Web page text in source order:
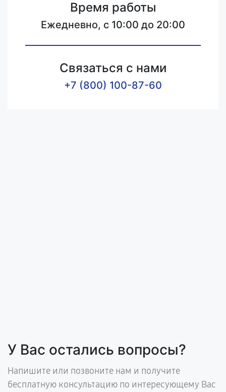
Время работы
Ежедневно, с 10:00 до 20:00
Связаться с нами
+7 (800) 100-87-60
У Вас остались вопросы?
Напишите или позвоните нам и получите
бесплатную консультацию по интересующему Вас